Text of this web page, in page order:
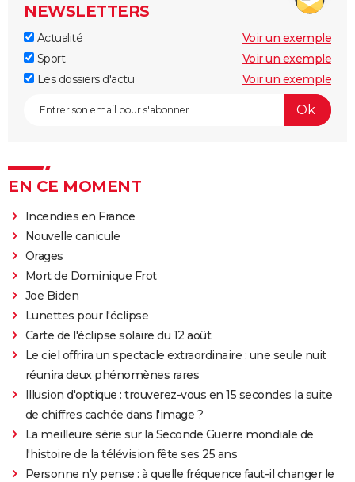
NEWSLETTERS
Actualité
Voir un exemple
Sport
Voir un exemple
Les dossiers d'actu
Voir un exemple
EN CE MOMENT
Incendies en France
Nouvelle canicule
Orages
Mort de Dominique Frot
Joe Biden
Lunettes pour l'éclipse
Carte de l'éclipse solaire du 12 août
Le ciel offrira un spectacle extraordinaire : une seule nuit
réunira deux phénomènes rares
Illusion d'optique : trouverez-vous en 15 secondes la suite
de chiffres cachée dans l'image ?
La meilleure série sur la Seconde Guerre mondiale de
l'histoire de la télévision fête ses 25 ans
Personne n'y pense : à quelle fréquence faut-il changer le